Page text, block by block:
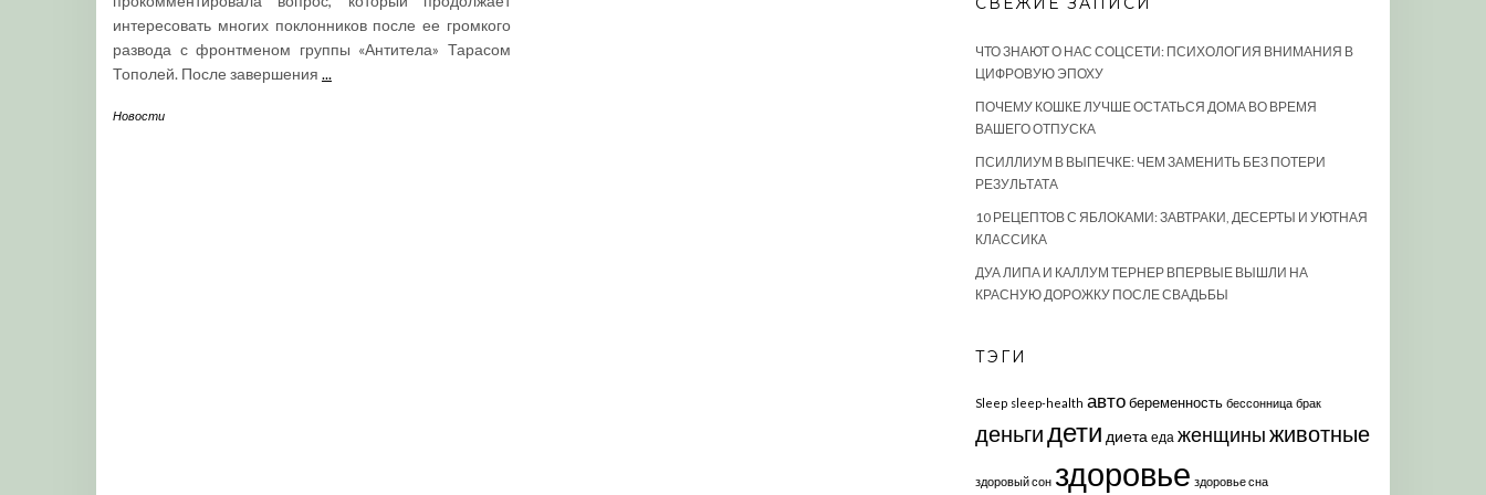
интересовать многих поклонников после ее громкого
развода с фронтменом группы «Антитела» Тарасом
Тополей. После завершения ...
Новости
ЧТО ЗНАЮТ О НАС СОЦСЕТИ: ПСИХОЛОГИЯ ВНИМАНИЯ В
ЦИФРОВУЮ ЭПОХУ
ПОЧЕМУ КОШКЕ ЛУЧШЕ ОСТАТЬСЯ ДОМА ВО ВРЕМЯ
ВАШЕГО ОТПУСКА
ПСИЛЛИУМ В ВЫПЕЧКЕ: ЧЕМ ЗАМЕНИТЬ БЕЗ ПОТЕРИ
РЕЗУЛЬТАТА
10 РЕЦЕПТОВ С ЯБЛОКАМИ: ЗАВТРАКИ, ДЕСЕРТЫ И УЮТНАЯ
КЛАССИКА
ДУА ЛИПА И КАЛЛУМ ТЕРНЕР ВПЕРВЫЕ ВЫШЛИ НА
КРАСНУЮ ДОРОЖКУ ПОСЛЕ СВАДЬБЫ
ТЭГИ
Sleep sleep-health автобеременность бессонница брак
деньгидети диета еда женщиныживотные
здоровый сон здоровье здоровье сна